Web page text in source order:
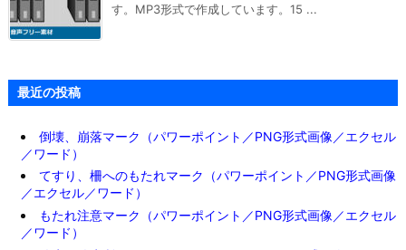
す。MP3形式で作成しています。15 ...
最近の投稿
倒壊、崩落マーク（パワーポイント／PNG形式画像／エクセル
／ワード）
てすり、柵へのもたれマーク（パワーポイント／PNG形式画像
／エクセル／ワード）
もたれ注意マーク（パワーポイント／PNG形式画像／エクセル
／ワード）